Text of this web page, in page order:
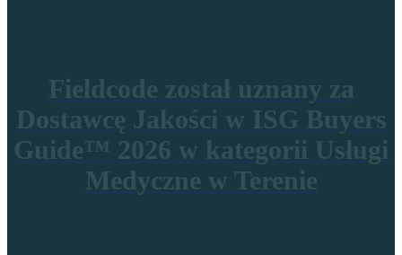
Fieldcode został uznany za
Dostawcę Jakości w ISG Buyers
Guide™ 2026 w kategorii Usługi
Medyczne w Terenie